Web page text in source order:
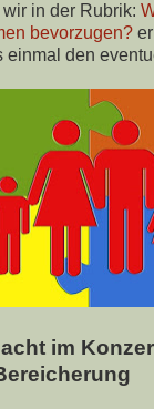
in der Rubrik:
bevorzugen?
einmal den
im